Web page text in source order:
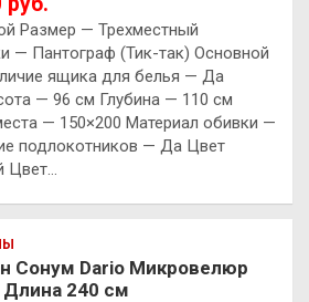
Размер — Трехместный
— Пантограф (Тик-так) Основной
ящика для белья — Да
— 96 см Глубина — 110 см
— 150×200 Материал обивки —
подлокотников — Да Цвет
Сонум Dario Микровелюр
240 см